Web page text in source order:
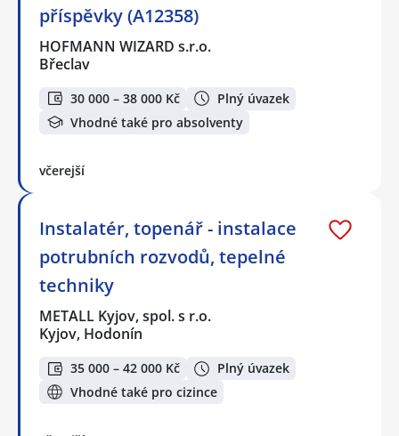
příspěvky (A12358)
HOFMANN WIZARD s.r.o.
Břeclav
30 000 – 38 000 Kč
Plný úvazek
Vhodné také pro absolventy
včerejší
Instalatér, topenář - instalace
potrubních rozvodů, tepelné
techniky
METALL Kyjov, spol. s r.o.
Kyjov, Hodonín
35 000 – 42 000 Kč
Plný úvazek
Vhodné také pro cizince